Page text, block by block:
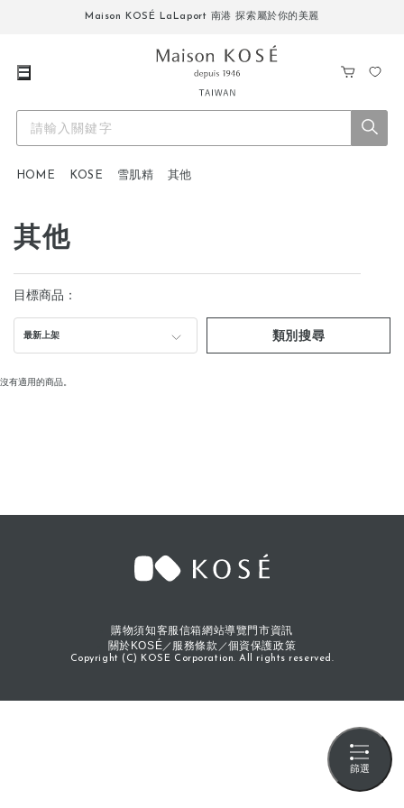
Maison KOSÉ LaLaport 南港 探索屬於你的美麗
HOME KOSE 雪肌精 其他
篩選
其他
目標商品：
最新上架 類別搜尋
沒有適用的商品。
購物須知客服信箱網站導覽門市資訊
關於KOSÉ
服務條款 個資保護政策
Copyright (C) KOSE Corporation. All rights reserved.